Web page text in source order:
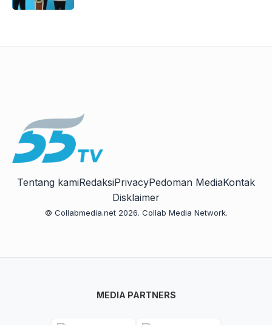
Tentang kamiRedaksiPrivacyPedoman MediaKontak
Disklaimer
© Collabmedia.net 2026. Collab Media Network.
MEDIA PARTNERS